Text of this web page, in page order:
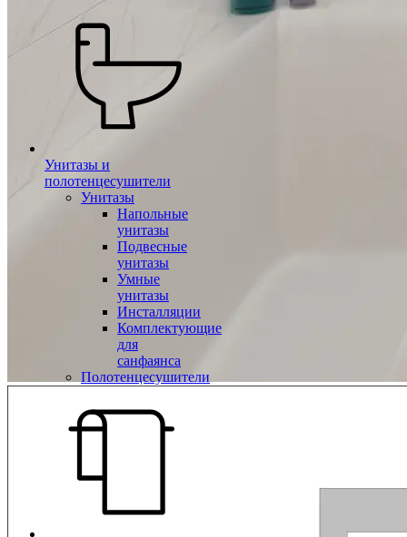
Унитазы и
полотенцесушители
Унитазы
Напольные
унитазы
Подвесные
унитазы
Умные
унитазы
Инсталляции
Комплектующие
для
санфаянса
Полотенцесушители